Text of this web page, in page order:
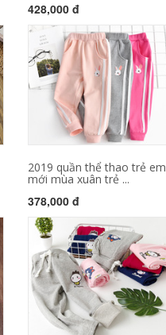
428,000 đ
2019 quần thể thao trẻ em
mới mùa xuân trẻ ...
378,000 đ